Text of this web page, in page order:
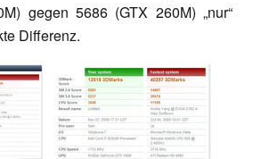
gegen 5686 (GTX 260M) „nur“
Differenz.